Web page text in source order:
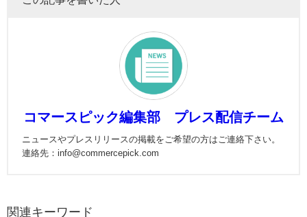
コマースピック編集部 プレス配信チーム
ニュースやプレスリリースの掲載をご希望の方はご連絡下さい。
連絡先：info@commercepick.com
関連キーワード